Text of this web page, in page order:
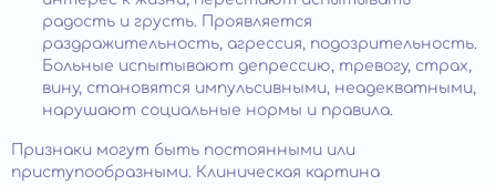
радость и грусть. Проявляется
раздражительность, агрессия, подозрительность.
Больные испытывают депрессию, тревогу, страх,
вину, становятся импульсивными, неадекватными,
нарушают социальные нормы и правила.
Признаки могут быть постоянными или
приступообразными. Клиническая картина